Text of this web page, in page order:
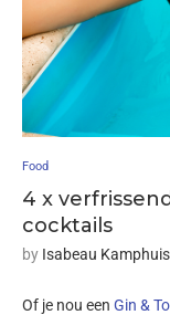
Food
4 x
cocktails
by Isabeau Kamphuis
Of je nou een Gin &